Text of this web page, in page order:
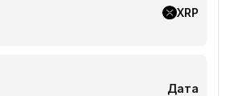
XRP
Дата